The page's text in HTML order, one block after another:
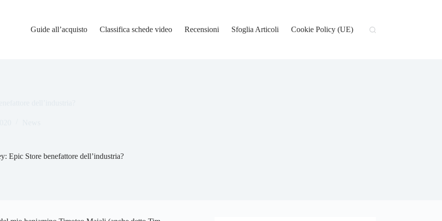
Guide all’acquisto
Classifica schede video Recensioni Sfoglia Articoli Cookie Policy (UE)
Epic Store benefattore dell’industria?